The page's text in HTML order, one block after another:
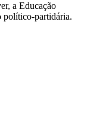
a Educação
político-partidária.